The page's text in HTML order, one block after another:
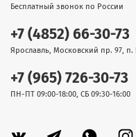
Бесплатный звонок по России
+7 (4852) 66-30-73
Ярославль, Московский пр. 97, п.
+7 (965) 726-30-73
ПН-ПТ 09:00-18:00, СБ 09:30-16:00